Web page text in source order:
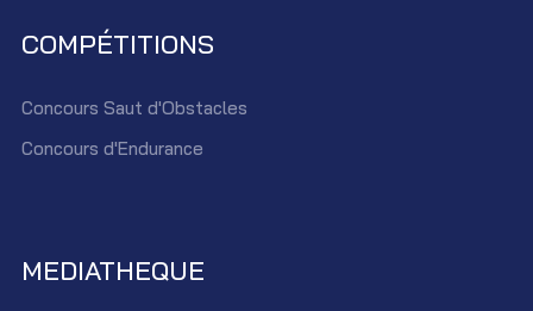
COMPÉTITIONS
Concours Saut d'Obstacles
Concours d'Endurance
MEDIATHEQUE